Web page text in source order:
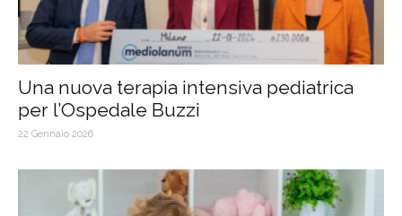
Una nuova terapia intensiva pediatrica
per l’Ospedale Buzzi
22 Gennaio 2026